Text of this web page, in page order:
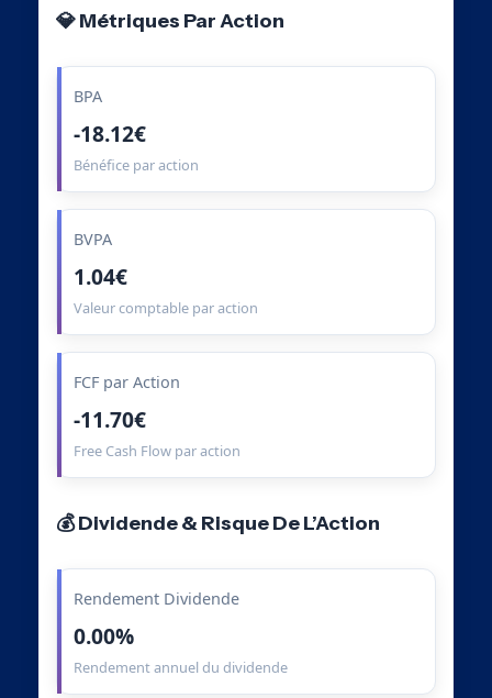
💎 Métriques Par Action
BPA
-18.12€
Bénéfice par action
BVPA
1.04€
Valeur comptable par action
FCF par Action
-11.70€
Free Cash Flow par action
💰 Dividende & Risque De L’Action
Rendement Dividende
0.00%
Rendement annuel du dividende